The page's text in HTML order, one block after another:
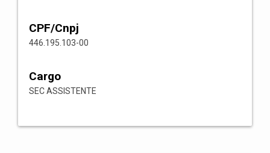
CPF/Cnpj
446.195.103-00
Cargo
SEC ASSISTENTE